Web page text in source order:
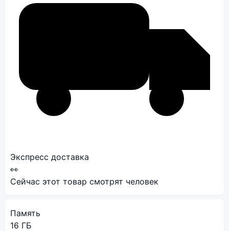
Экспресс доставка
👀
Сейчас этот товар смотрят человек
Память
16 ГБ